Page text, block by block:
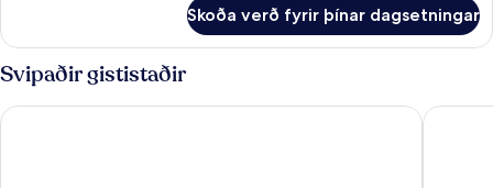
Skoða verð fyrir þínar dagsetningar
Svipaðir gististaðir
Americana Waterpark Resort and Spa Clifton